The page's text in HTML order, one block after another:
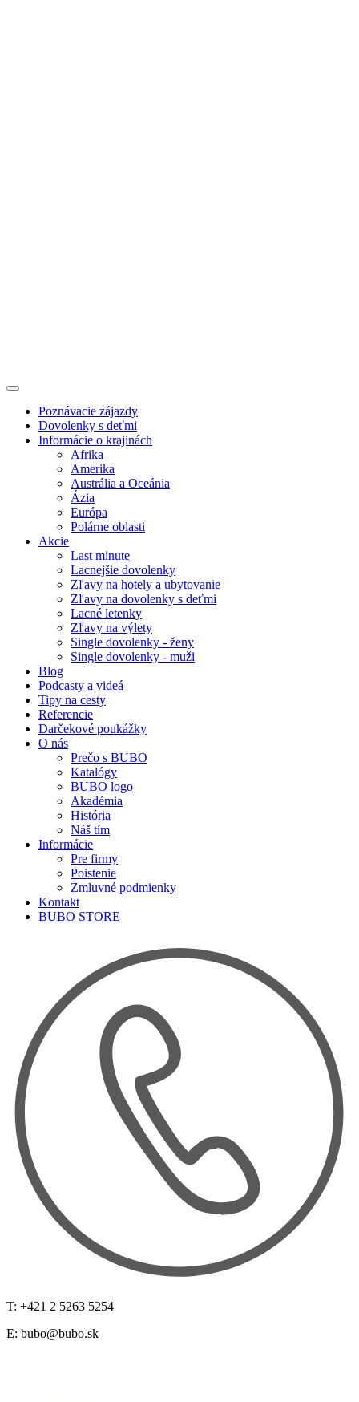
Poznávacie zájazdy
Dovolenky s deťmi
Informácie o krajinách
Afrika
Amerika
Austrália a Oceánia
Ázia
Európa
Polárne oblasti
Akcie
Last minute
Lacnejšie dovolenky
Zľavy na hotely a ubytovanie
Zľavy na dovolenky s deťmi
Lacné letenky
Zľavy na výlety
Single dovolenky - ženy
Single dovolenky - muži
Blog
Podcasty a videá
Tipy na cesty
Referencie
Darčekové poukážky
O nás
Prečo s BUBO
Katalógy
BUBO logo
Akadémia
História
Náš tím
Informácie
Pre firmy
Poistenie
Zmluvné podmienky
Kontakt
BUBO STORE
T: +421 2 5263 5254
E: bubo@bubo.sk